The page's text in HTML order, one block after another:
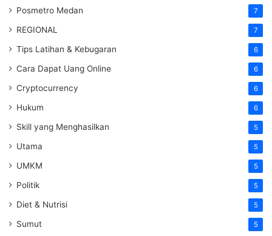
Posmetro Medan 7
REGIONAL 7
Tips Latihan & Kebugaran 6
Cara Dapat Uang Online 6
Cryptocurrency 6
Hukum 6
Skill yang Menghasilkan 5
Utama 5
UMKM 5
Politik 5
Diet & Nutrisi 5
Sumut 5